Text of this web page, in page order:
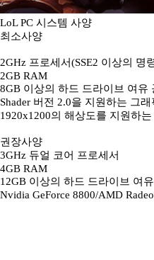
LoL PC 시스템 사양
최소사양
2GHz 프로세서(SSE2 이상의 명
2GB RAM
8GB 이상의 하드 드라이브 여유
Shader 버전 2.0을 지원하는 그래
1920x1200의 해상도를 지원하는
권장사양
3GHz 듀얼 코어 프로세서
4GB RAM
12GB 이상의 하드 드라이브 여
Nvidia GeForce 8800/AMD